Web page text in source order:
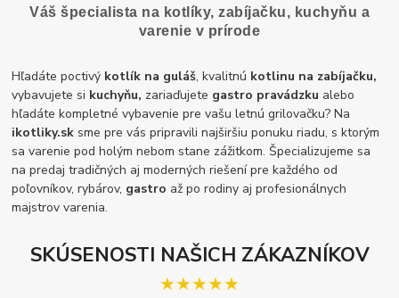
Váš špecialista na kotlíky, zabíjačku, kuchyňu a
varenie v prírode
Hľadáte poctivý kotlík na guláš, kvalitnú kotlinu na zabíjačku,
vybavujete si kuchyňu, zariaďujete gastro pravádzku alebo
hľadáte kompletné vybavenie pre vašu letnú grilovačku? Na
ikotliky.sk sme pre vás pripravili najširšiu ponuku riadu, s ktorým
sa varenie pod holým nebom stane zážitkom. Špecializujeme sa
na predaj tradičných aj moderných riešení pre každého od
poľovníkov, rybárov, gastro až po rodiny aj profesionálnych
majstrov varenia.
SKÚSENOSTI NAŠICH ZÁKAZNÍKOV
★★★★★